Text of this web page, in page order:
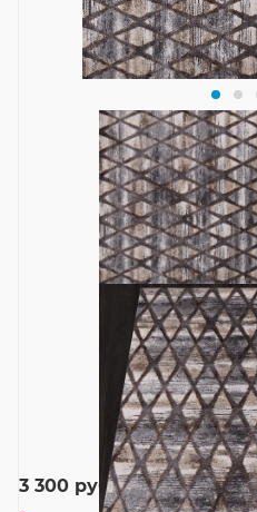
3 300 руб.